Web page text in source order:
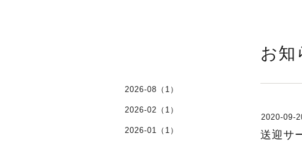
お知
2020-09-
送迎サ
2026-08（1）
2026-02（1）
2026-01（1）